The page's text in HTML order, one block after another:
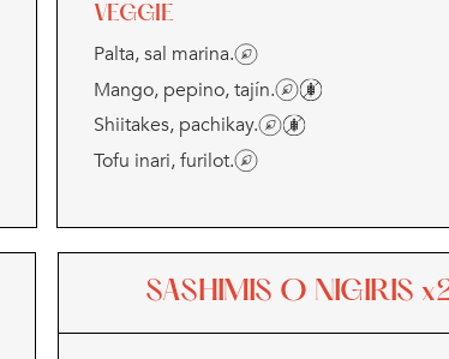
VEGGIE
Palta, sal marina.
Mango, pepino, tajín.
Shiitakes, pachikay.
Tofu inari, furilot.
SASHIMIS O NIGIRIS